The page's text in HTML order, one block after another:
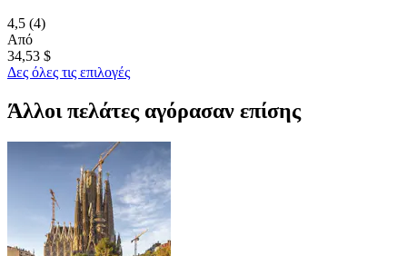
4,5 (4)
Από
34,53 $
Δες όλες τις επιλογές
Άλλοι πελάτες αγόρασαν επίσης